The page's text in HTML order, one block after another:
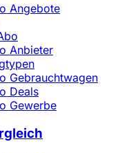
Angebote
Anbieter
Gebrauchtwagen
Deals
Gewerbe